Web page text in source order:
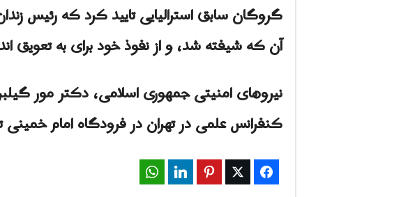
گروگان سابق استرالیایی تایید کرد که رئیس
آن که شیفته شد، و از نفوذ خود برای به
کنفرانس علمی در تهران در فرودگاه امام خمینی
Facebook
Twitter
Pinterest
LinkedIn